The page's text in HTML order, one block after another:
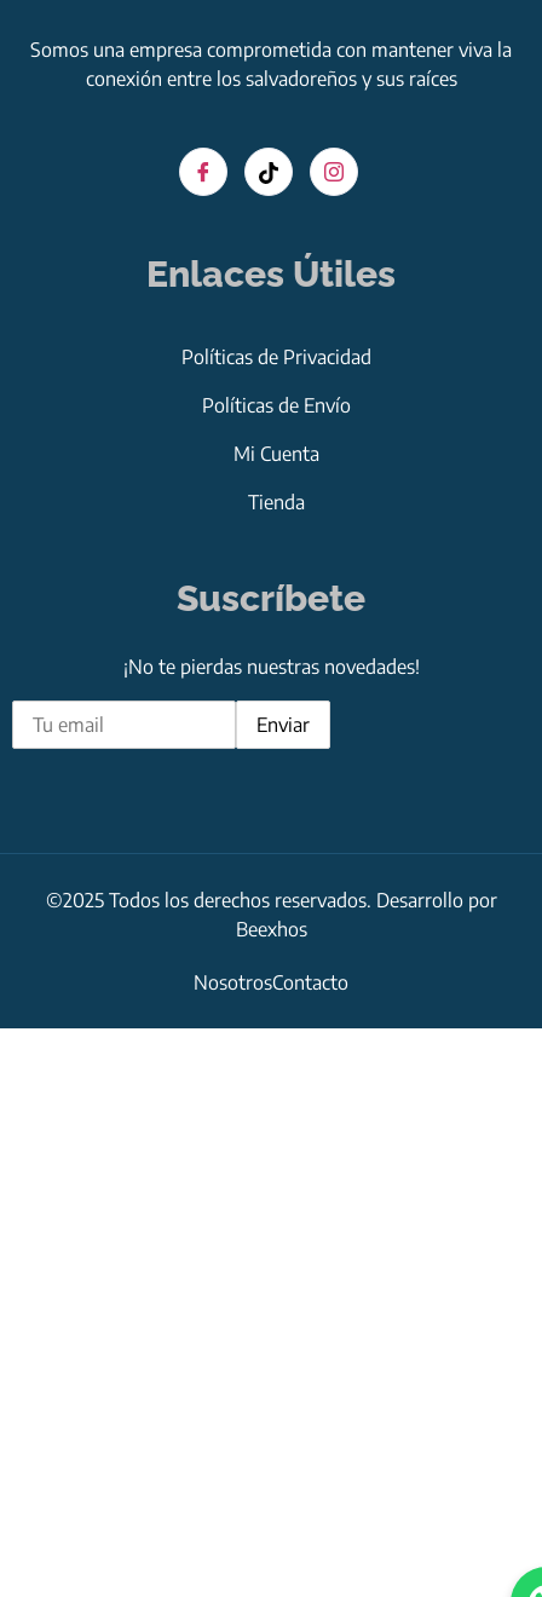
Somos una empresa comprometida con mantener viva la
conexión entre los salvadoreños y sus raíces
Enlaces Útiles
Políticas de Privacidad
Políticas de Envío
Mi Cuenta
Tienda
Suscríbete
¡No te pierdas nuestras novedades!
©2025 Todos los derechos reservados. Desarrollo por
Beexhos
NosotrosContacto